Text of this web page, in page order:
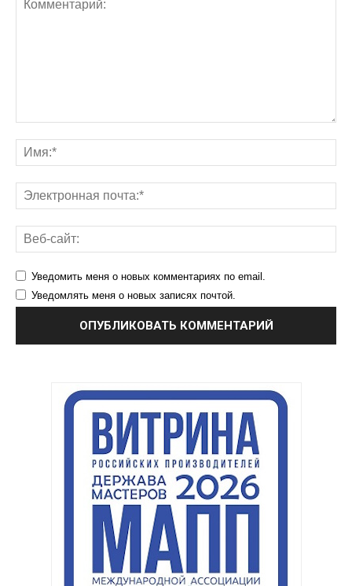
Уведомить меня о новых комментариях по email.
Уведомлять меня о новых записях почтой.